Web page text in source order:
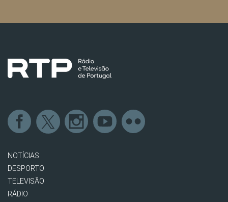
NOTÍCIAS
DESPORTO
TELEVISÃO
RÁDIO